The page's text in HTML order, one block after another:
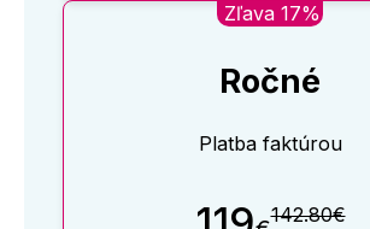
Zľava 17%
Ročné
Platba faktúrou
142.80€